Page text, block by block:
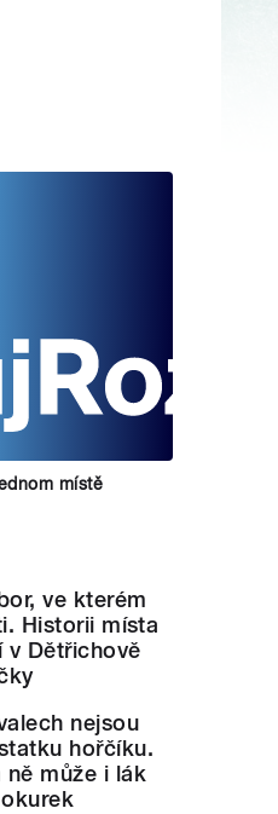
místě
ve kterém
Historii místa
v Dětřichově
nejsou
hořčíku.
ně může i lák